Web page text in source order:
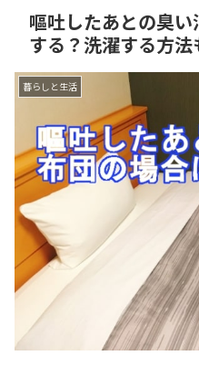
嘔吐したあとの臭
する？洗濯する方法
暮らしと生活